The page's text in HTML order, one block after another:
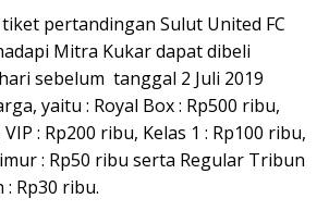
pertandingan Sulut United FC
Mitra Kukar dapat dibeli
sebelum tanggal 2 Juli 2019
yaitu : Royal Box : Rp500 ribu,
: Rp200 ribu, Kelas 1 : Rp100 ribu,
: Rp50 ribu serta Regular Tribun
: Rp30 ribu.